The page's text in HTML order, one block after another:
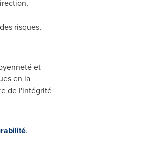
risques,
et
en la
de l'intégrité
.